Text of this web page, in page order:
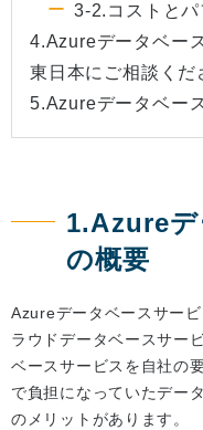
3-2.コストとパ
4.Azureデータベー
東日本にご相談くだ
5.Azureデータベー
1.Azureデ
の概要
Azureデータベースサー
ラウドデータベースサー
ベースサービスを自社の
で負担になっていたデー
のメリットがあります。